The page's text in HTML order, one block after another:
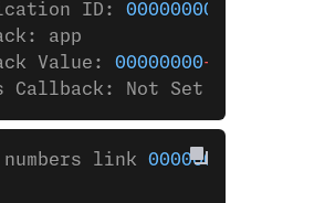
ID: 00000000
app
Value: 00000000-
Callback: Not Set
numbers link 00000000-0000-